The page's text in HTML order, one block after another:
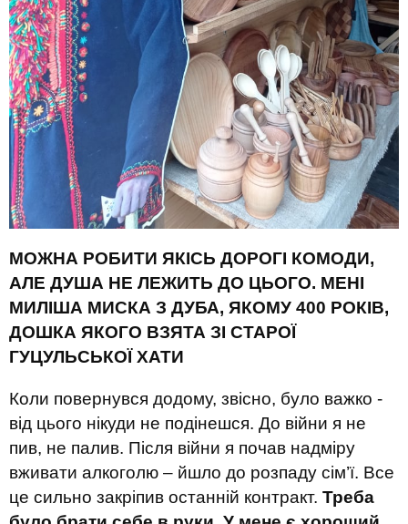
МОЖНА РОБИТИ ЯКІСЬ ДОРОГІ КОМОДИ,
АЛЕ ДУША НЕ ЛЕЖИТЬ ДО ЦЬОГО. МЕНІ
МИЛІША МИСКА З ДУБА, ЯКОМУ 400 РОКІВ,
ДОШКА ЯКОГО ВЗЯТА ЗІ СТАРОЇ
ГУЦУЛЬСЬКОЇ ХАТИ
Коли повернувся додому, звісно, було важко -
від цього нікуди не подінешся. До війни я не
пив, не палив. Після війни я почав надміру
вживати алкоголю – йшло до розпаду сім’ї. Все
це сильно закріпив останній контракт. Треба